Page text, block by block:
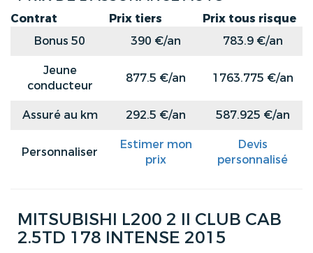
Contrat Prix tiers
Prix tous risque
Bonus 50
390 €/an
783.9 €/an
Jeune
conducteur
877.5 €/an 1763.775 €/an
Assuré au km 292.5 €/an 587.925 €/an
Personnaliser
Estimer mon
prix
Devis
personnalisé
MITSUBISHI L200 2 II CLUB CAB
2.5TD 178 INTENSE 2015